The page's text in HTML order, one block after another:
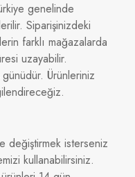
genelinde
Siparişinizdeki
farklı mağazalarda
uzayabilir.
Ürünleriniz
değiştirmek isterseniz
kullanabilirsiniz.